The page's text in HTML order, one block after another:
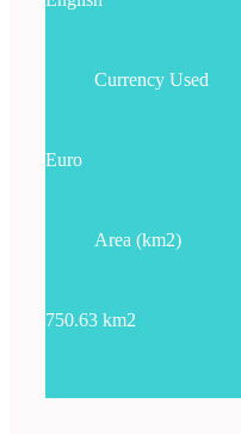
Currency Used
Euro
Area (km2)
750.63 km2